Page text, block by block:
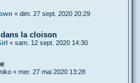
« dim. 27 sept. 2020 20:29
la cloison
« sam. 12 sept. 2020 14:30
« mer. 27 mai 2020 13:28